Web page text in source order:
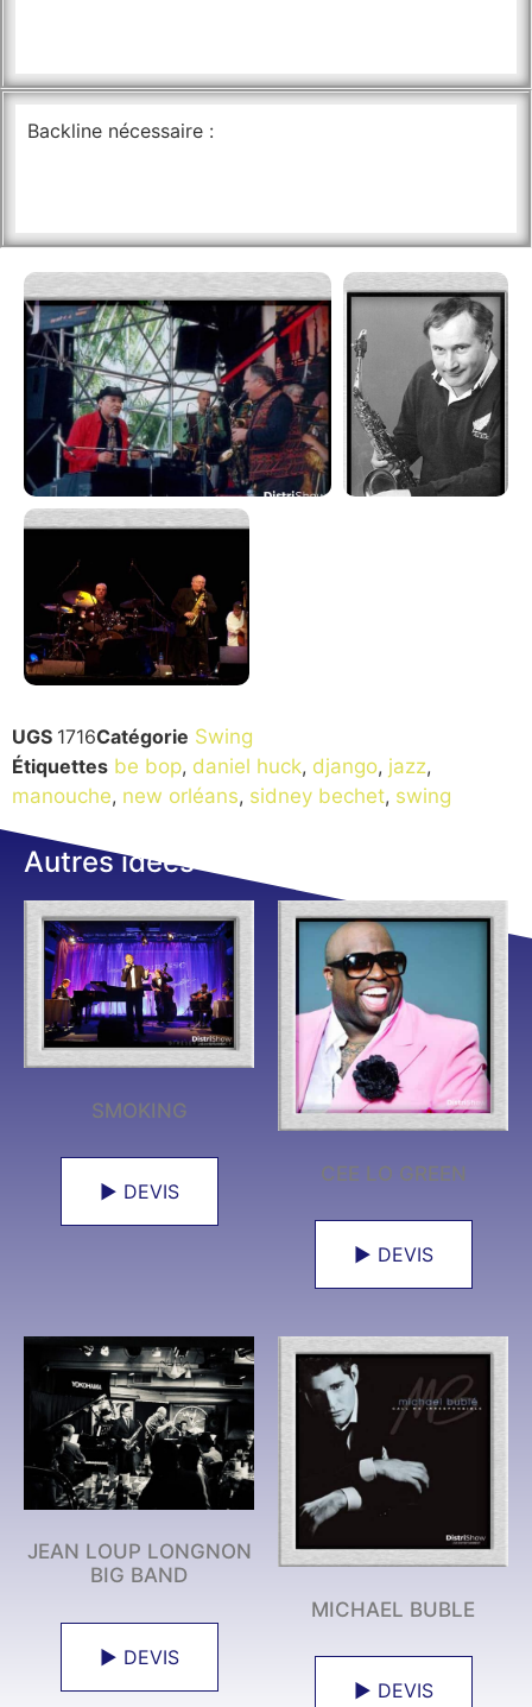
Backline nécessaire :
UGS 1716Catégorie Swing
Étiquettes be bop, daniel huck, django, jazz,
manouche, new orléans, sidney bechet, swing
Autres idées
SMOKING
► DEVIS
CEE LO GREEN
► DEVIS
JEAN LOUP LONGNON
BIG BAND
► DEVIS
MICHAEL BUBLE
► DEVIS